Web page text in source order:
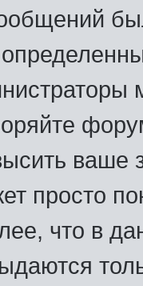
ваше
просто
что в